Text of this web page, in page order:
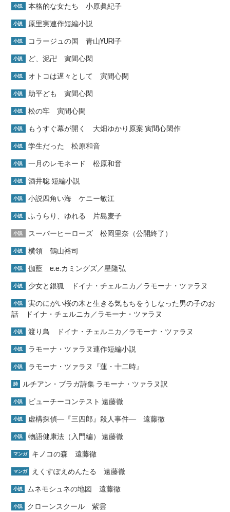
小説 本格的な女たち 小原眞紀子
小説 原里実連作短編小説
小説 コラージュの国 青山YURI子
小説 ど、泥卍 寅間心閑
小説 オトコは遅々として 寅間心閑
小説 助平ども 寅間心閑
小説 松の牢 寅間心閑
小説 もうすぐ幕が開く 大畑ゆかり原案 寅間心閑作
小説 学生だった 松原和音
小説 一月のレモネード 松原和音
小説 酒井聡 短編小説
小説 小説四角い海 ケニー敏江
小説 ふうらり、ゆれる 片島麦子
小説 スーパーヒーローズ 松岡里奈（公開終了）
小説 横領 鶴山裕司
小説 伽藍 e.e.カミングズ／星隆弘
小説 少女と銀狐 ドイナ・チェルニカ／ラモーナ・ツァラヌ
小説
実のにがい桜の木と生きる気もちをうしなった男の子のお
話 ドイナ・チェルニカ／ラモーナ・ツァラヌ
小説 渡り鳥 ドイナ・チェルニカ／ラモーナ・ツァラヌ
小説 ラモーナ・ツァラヌ連作短編小説
小説 ラモーナ・ツァラヌ『蓮・十二時』
詩 ルチアン・ブラガ詩集 ラモーナ・ツァラヌ訳
小説 ビューチーコンテスト 遠藤徹
小説 虚構探偵―『三四郎』殺人事件― 遠藤徹
小説 物語健康法（入門編） 遠藤徹
マンガ キノコの森 遠藤徹
マンガ えくすぽえめんたる 遠藤徹
小説 ムネモシュネの地図 遠藤徹
小説 クローンスクール 紫雲